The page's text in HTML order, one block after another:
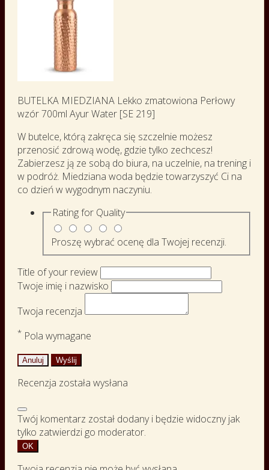
BUTELKA MIEDZIANA Lekko zmatowiona Perłowy
wzór 700ml Ayur Water [SE 219]
W butelce, którą zakręca się szczelnie możesz
przenosić zdrową wodę, gdzie tylko zechcesz!
Zabierzesz ją ze sobą do biura, na uczelnie, na trening i
w podróż. Miedziana woda będzie towarzyszyć Ci na
co dzień w wygodnym naczyniu.
Rating for Quality
Proszę wybrać ocenę dla Twojej recenzji.
Title of your review
Twoje imię i nazwisko
Twoja recenzja
* Pola wymagane
Anuluj Wyślij
Recenzja została wysłana
Twój komentarz został dodany i będzie widoczny jak
tylko zatwierdzi go moderator.
OK